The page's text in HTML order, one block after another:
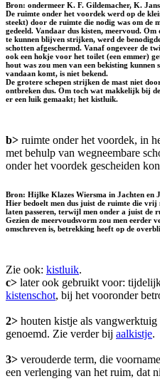
Bron: ondermeer K. F. Gildemacher, K.
De ruimte onder het voordek werd op de
steekt) door de ruimte die nodig was om de
gedeeld. Vandaar dus kisten, meervoud.
te kunnen blijven strijken, werd de
schotten afgeschermd. Vanaf ongeveer de
ook een hokje voor het toilet (een emmer)
hout was zou men van een bekisting
vandaan komt, is niet bekend.
De grotere schepen strijken de mast niet
ontbreken dus. Om toch wat makkelijk bij
er een luik gemaakt; het kistluik.
b> ruimte onder het voordek, in
met behulp van wegneembare
onder het voordek gescheiden
Bron: Hijlke Klazes Wiersma in Jachten en
Hier bedoelt men dus juist de ruimte die
laten passeren, terwijl men onder a juist de
Gezien de meervoudsvorm zou men eerder
omschreven is, betrekking heeft op de
Zie ook: kistluik.
c> later ook gebruikt voor:
kistenschot, bij het vooronder
2> houten kistje als
genoemd. Zie verder bij aalkistje.
3> verouderde term, die
een verlenging van het ruim, dat